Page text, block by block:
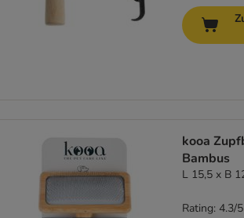
kooa
Bambus
L 15,5 x B
Rating: 4.3/5